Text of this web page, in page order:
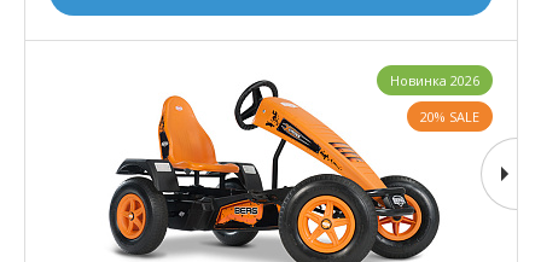
Новинка 2026
20% SALE